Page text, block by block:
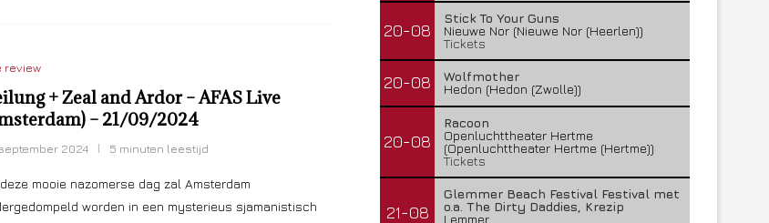
review
+ Zeal and Ardor – AFAS Live
– 21/09/2024
2024 5 minuten leestijd
mooie nazomerse dag zal Amsterdam
worden in een mysterieus sjamanistisch
20-08
Stick To Your Guns
Nieuwe Nor (Nieuwe Nor (Heerlen))
Tickets
20-08
Wolfmother
Hedon (Hedon (Zwolle))
20-08
Racoon
Openluchttheater Hertme
(Openluchttheater Hertme (Hertme))
Tickets
21-08
Glemmer Beach Festival Festival met
o.a. The Dirty Daddies, Krezip
Lemmer